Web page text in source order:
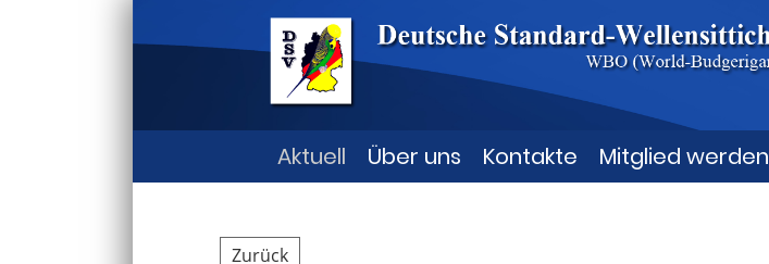
Aktuell Über uns Kontakte Mitglied werden
Zurück